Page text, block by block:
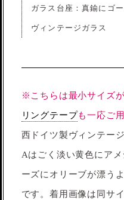
ガラス台座：真鍮にゴ
ヴィンテージガラス
※こちらは最小サイズ
リングテープも一応ご
西ドイツ製ヴィンテー
Aはごく淡い黄色にア
ーズにオリーブが漂う
です。着用画像は同サ